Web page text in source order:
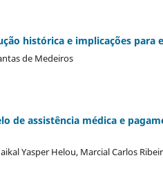
histórica e implicações para
de Medeiros
de assistência médica e
Yasper Helou, Marcial Carlos